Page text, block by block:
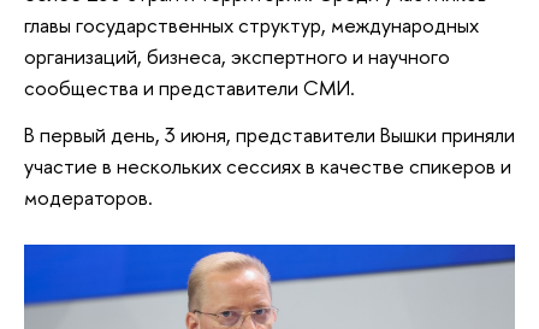
главы государственных структур, международных
организаций, бизнеса, экспертного и научного
сообщества и представители СМИ.
В первый день, 3 июня, представители Вышки приняли
участие в нескольких сессиях в качестве спикеров и
модераторов.